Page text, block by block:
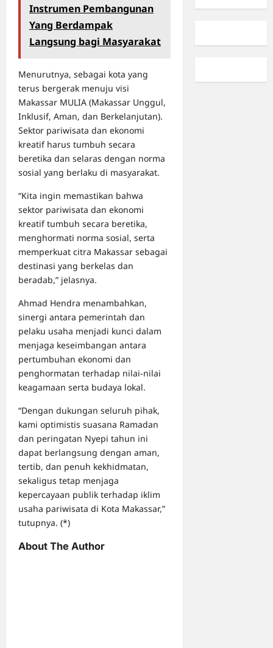
Instrumen Pembangunan
Yang Berdampak
Langsung bagi Masyarakat
Menurutnya, sebagai kota yang
terus bergerak menuju visi
Makassar MULIA (Makassar Unggul,
Inklusif, Aman, dan Berkelanjutan).
Sektor pariwisata dan ekonomi
kreatif harus tumbuh secara
beretika dan selaras dengan norma
sosial yang berlaku di masyarakat.
“Kita ingin memastikan bahwa
sektor pariwisata dan ekonomi
kreatif tumbuh secara beretika,
menghormati norma sosial, serta
memperkuat citra Makassar sebagai
destinasi yang berkelas dan
beradab,” jelasnya.
Ahmad Hendra menambahkan,
sinergi antara pemerintah dan
pelaku usaha menjadi kunci dalam
menjaga keseimbangan antara
pertumbuhan ekonomi dan
penghormatan terhadap nilai-nilai
keagamaan serta budaya lokal.
“Dengan dukungan seluruh pihak,
kami optimistis suasana Ramadan
dan peringatan Nyepi tahun ini
dapat berlangsung dengan aman,
tertib, dan penuh kekhidmatan,
sekaligus tetap menjaga
kepercayaan publik terhadap iklim
usaha pariwisata di Kota Makassar,”
tutupnya. (*)
About The Author